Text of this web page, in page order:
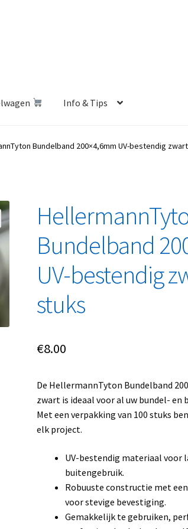
Info & Tips
Shop Betalen en Verzenden Blog Contact
Bundelband 200×4,6mm UV-bestendig
Bundelband
UV-bestendig
stuks
€8.00
De HellermannTyton Bundelband
zwart is ideaal voor al uw bundel- en
Met een verpakking van 100 stuks
elk project.
UV-bestendig materiaal voor
buitengebruik.
Robuuste constructie met
voor stevige bevestiging.
Gemakkelijk te gebruiken,